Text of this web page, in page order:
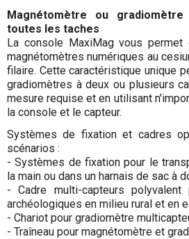
Magnétomètre ou
toutes les taches
La console MaxiMag vous permet
magnétomètres numériques au
filaire. Cette caractéristique unique
gradiomètres à deux ou plusieurs
mesure requise et en utilisant
la console et le capteur.
Systèmes de fixation et cadres
scénarios :
- Systèmes de fixation pour le
la main ou dans un harnais de sac à
- Cadre multi-capteurs
archéologiques en milieu rural et en
- Chariot pour gradiomètre
- Traîneau pour magnétomètre et